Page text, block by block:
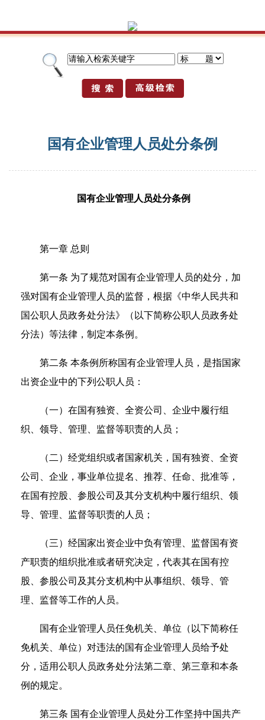
国有企业管理人员处分条例
国有企业管理人员处分条例
第一章 总则
第一条 为了规范对国有企业管理人员的处分，加
强对国有企业管理人员的监督，根据《中华人民共和
国公职人员政务处分法》（以下简称公职人员政务处
分法）等法律，制定本条例。
第二条 本条例所称国有企业管理人员，是指国家
出资企业中的下列公职人员：
（一）在国有独资、全资公司、企业中履行组
织、领导、管理、监督等职责的人员；
（二）经党组织或者国家机关，国有独资、全资
公司、企业，事业单位提名、推荐、任命、批准等，
在国有控股、参股公司及其分支机构中履行组织、领
导、管理、监督等职责的人员；
（三）经国家出资企业中负有管理、监督国有资
产职责的组织批准或者研究决定，代表其在国有控
股、参股公司及其分支机构中从事组织、领导、管
理、监督等工作的人员。
国有企业管理人员任免机关、单位（以下简称任
免机关、单位）对违法的国有企业管理人员给予处
分，适用公职人员政务处分法第二章、第三章和本条
例的规定。
第三条 国有企业管理人员处分工作坚持中国共产